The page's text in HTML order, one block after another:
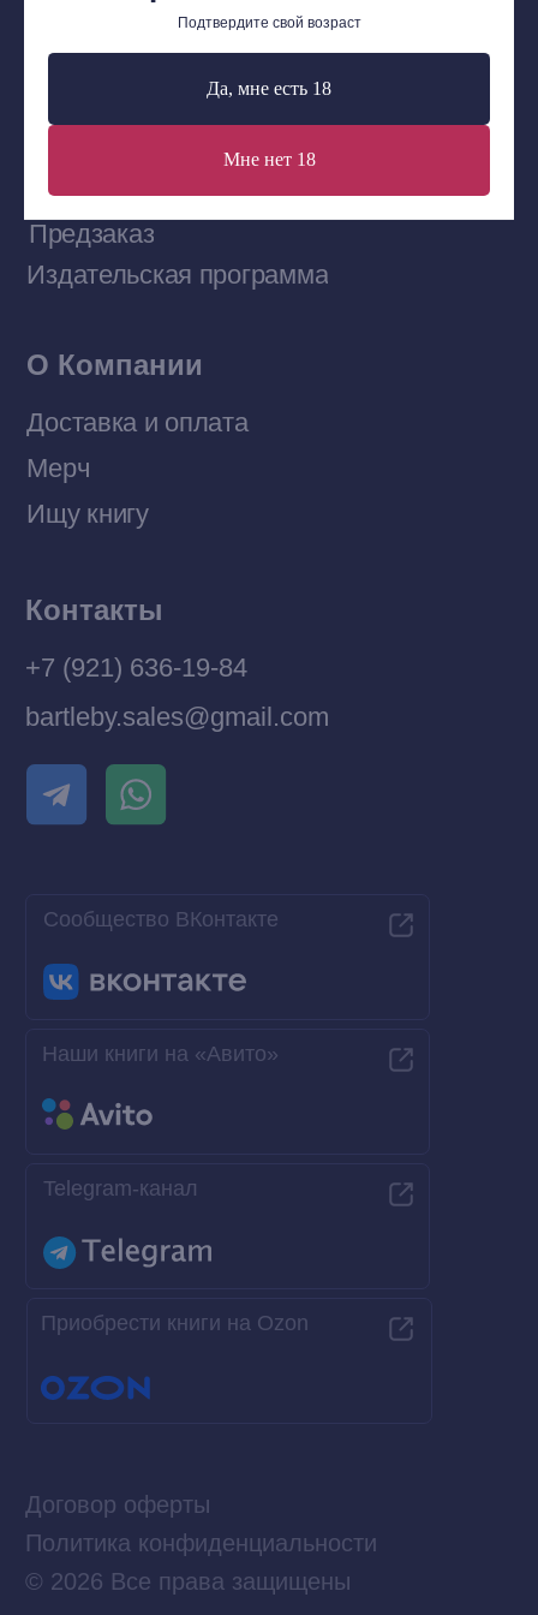
Подтвердите свой возраст
Да, мне есть 18
Мне нет 18
Договор оферты
Политика конфиденциальности
© 2026 Все права защищены
Telegram-канал